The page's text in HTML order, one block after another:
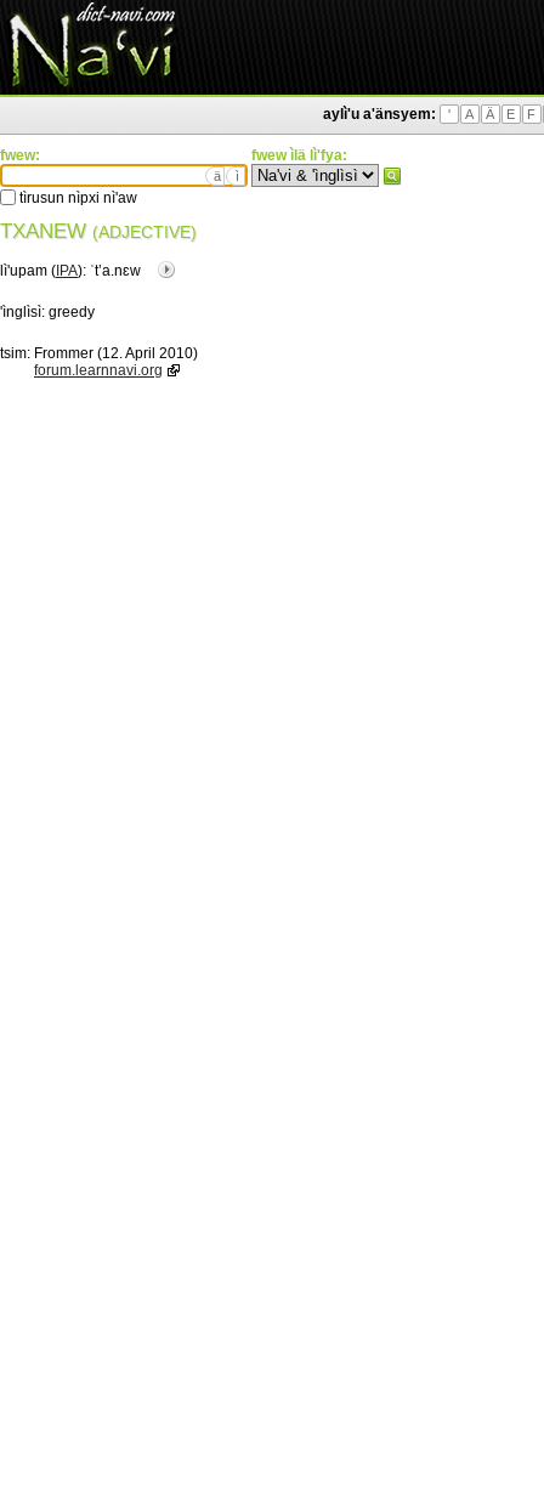
aylì'u a'änsyem: ' A Ä E F
fwew:
ä ì
tìrusun nìpxi nì'aw
fwew ìlä lì'fya:
TXANEW (ADJECTIVE)
lì'upam ( IPA): ˈtʼa.nɛw
'ìnglìsì: greedy
tsim: Frommer (12. April 2010)
forum.learnnavi.org